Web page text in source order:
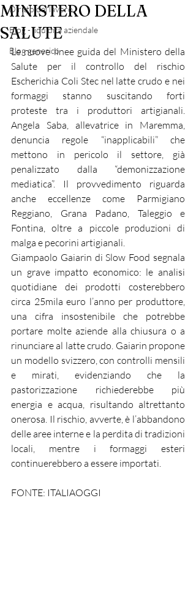
Diritto del lavoro
Blog - liquidità aziendale
Blog generico
MINISTERO DELLA
SALUTE
Le nuove linee guida del Ministero della
Salute per il controllo del rischio
Escherichia Coli Stec nel latte crudo e nei
formaggi stanno suscitando forti
proteste tra i produttori artigianali.
Angela Saba, allevatrice in Maremma,
denuncia regole “inapplicabili” che
mettono in pericolo il settore, già
penalizzato dalla “demonizzazione
mediatica”. Il provvedimento riguarda
anche eccellenze come Parmigiano
Reggiano, Grana Padano, Taleggio e
Fontina, oltre a piccole produzioni di
malga e pecorini artigianali.
Giampaolo Gaiarin di Slow Food segnala
un grave impatto economico: le analisi
quotidiane dei prodotti costerebbero
circa 25mila euro l’anno per produttore,
una cifra insostenibile che potrebbe
portare molte aziende alla chiusura o a
rinunciare al latte crudo. Gaiarin propone
un modello svizzero, con controlli mensili
e mirati, evidenziando che la
pastorizzazione richiederebbe più
energia e acqua, risultando altrettanto
onerosa. Il rischio, avverte, è l’abbandono
delle aree interne e la perdita di tradizioni
locali, mentre i formaggi esteri
continuerebbero a essere importati.
FONTE: ITALIAOGGI